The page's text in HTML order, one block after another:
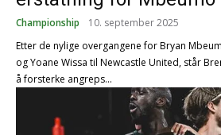
Championship 10. september 2025
Etter de nylige overgangene for Bryan
og Yoane Wissa til Newcastle United, står
å forsterke angreps...